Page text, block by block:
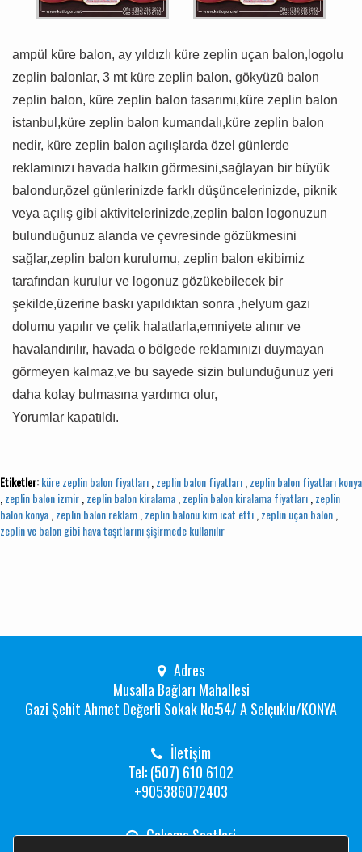
ampül küre balon, ay yıldızlı küre zeplin uçan balon,logolu
zeplin balonlar, 3 mt küre zeplin balon, gökyüzü balon
zeplin balon, küre zeplin balon tasarımı,küre zeplin balon
istanbul,küre zeplin balon kumandalı,küre zeplin balon
nedir, küre zeplin balon açılışlarda özel günlerde
reklamınızı havada halkın görmesini,sağlayan bir büyük
balondur,özel günlerinizde farklı düşüncelerinizde, piknik
veya açılış gibi aktivitelerinizde,zeplin balon logonuzun
bulunduğunuz alanda ve çevresinde gözükmesini
sağlar,zeplin balon kurulumu, zeplin balon ekibimiz
tarafından kurulur ve logonuz gözükebilecek bir
şekilde,üzerine baskı yapıldıktan sonra ,helyum gazı
dolumu yapılır ve çelik halatlarla,emniyete alınır ve
havalandırılır, havada o bölgede reklamınızı duymayan
görmeyen kalmaz,ve bu sayede sizin bulunduğunuz yeri
daha kolay bulmasına yardımcı olur,
Yorumlar kapatıldı.
Etiketler:küre zeplin balon fiyatları zeplin balon fiyatları zeplin balon fiyatları konya
zeplin balon izmir zeplin balon kiralama zeplin balon kiralama fiyatları zeplin
balon konya zeplin balon reklam zeplin balonu kim icat etti zeplin uçan balon
zeplin ve balon gibi hava taşıtlarını şişirmede kullanılır
Adres
Musalla Bağları Mahallesi
Gazi Şehit Ahmet Değerli Sokak No:54/ A Selçuklu/KONYA
İletişim
Tel: (507) 610 6102
+905386072403
Çalışma Saatleri